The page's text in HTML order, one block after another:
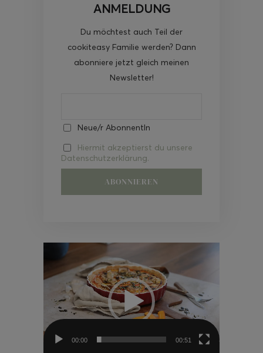
ANMELDUNG
Du möchtest auch Teil der
cookiteasy Familie werden? Dann
abonniere jetzt gleich meinen
Newsletter!
Neue/r AbonnentIn
Hiermit akzeptierst du unsere
Datenschutzerklärung.
Video-
00:00 00:51